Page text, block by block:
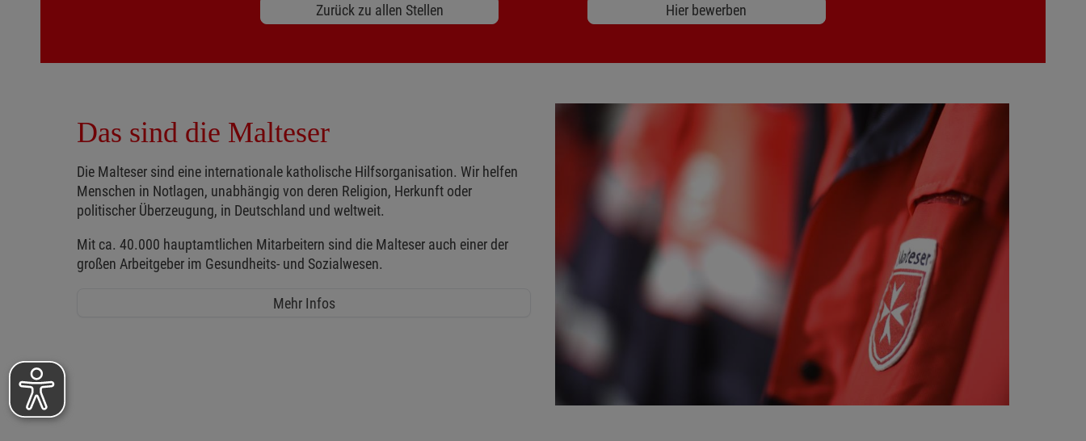
Zurück zu allen Stellen Hier bewerben
Das sind die Malteser
Die Malteser sind eine internationale katholische Hilfsorganisation. Wir helfen
Menschen in Notlagen, unabhängig von deren Religion, Herkunft oder
politischer Überzeugung, in Deutschland und weltweit.
Mit ca. 40.000 hauptamtlichen Mitarbeitern sind die Malteser auch einer der
großen Arbeitgeber im Gesundheits- und Sozialwesen.
Mehr Infos